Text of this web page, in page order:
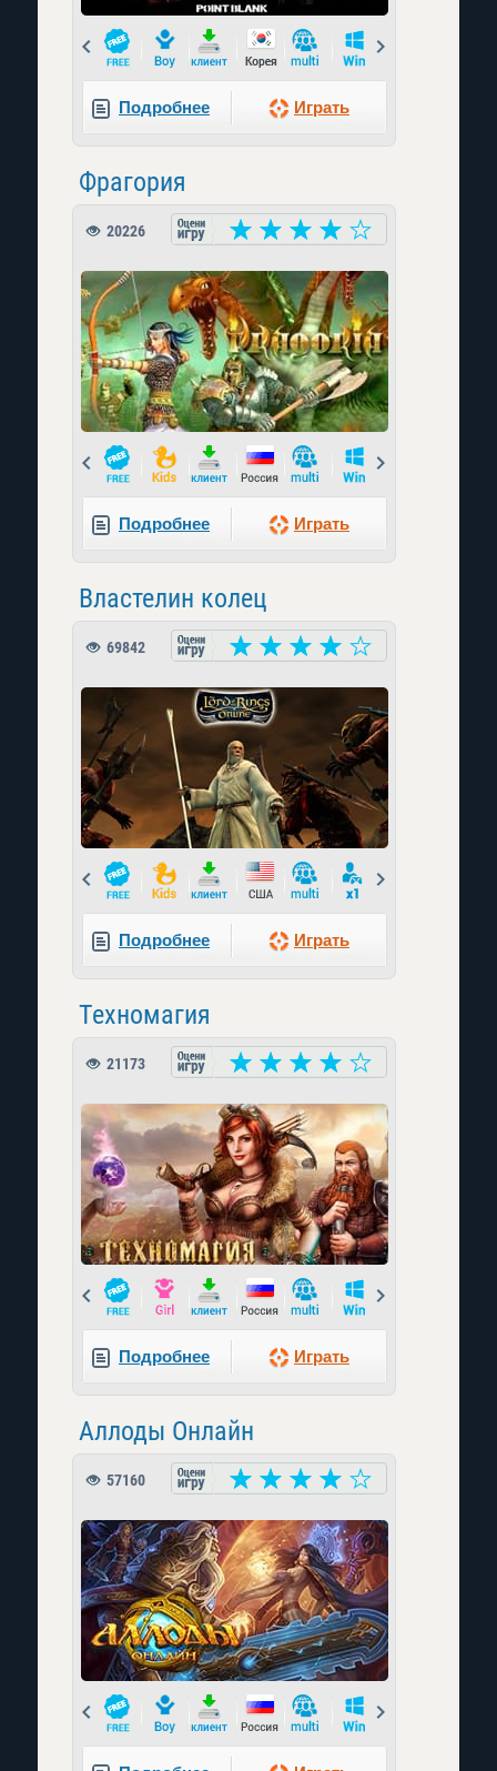
Prev
Подробнее Играть
Фрагория
20226
Prev
Подробнее Играть
Властелин колец
69842
Prev
Подробнее Играть
Техномагия
21173
Prev
Подробнее Играть
Аллоды Онлайн
57160
Prev